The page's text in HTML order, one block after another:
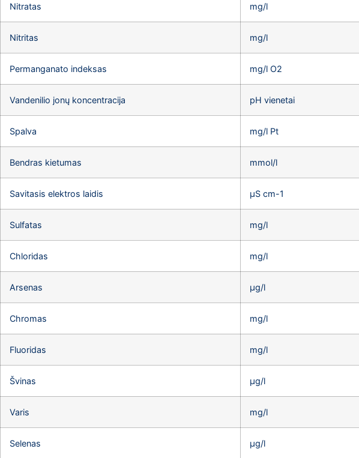
Nitratas mg/l
Nitritas mg/l
Permanganato indeksas mg/l O2
Vandenilio jonų koncentracija pH vienetai
Spalva mg/l Pt
Bendras kietumas mmol/l
Savitasis elektros laidis µS cm-1
Sulfatas mg/l
Chloridas mg/l
Arsenas µg/l
Chromas mg/l
Fluoridas mg/l
Švinas µg/l
Varis mg/l
Selenas µg/l